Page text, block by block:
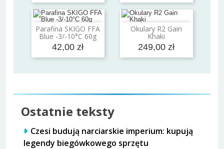
Parafina SKIGO FFA
Blue -3/-10°C 60g
42,00 zł
Dodaj do koszyka Okulary R2 Gain
Khaki
249,00 zł
Dodaj do koszyka
Ostatnie teksty
Czesi budują narciarskie imperium: kupują
legendy biegówkowego sprzętu